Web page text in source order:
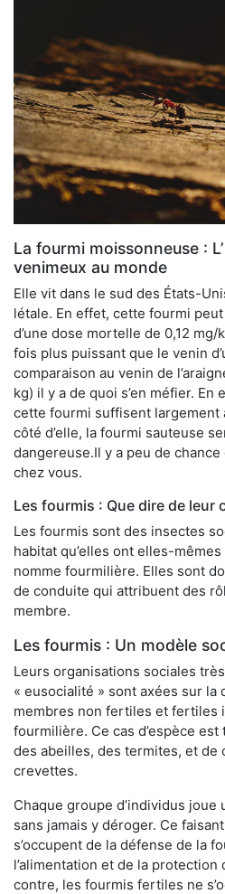
La fourmi moissonneuse :
venimeux au monde
Elle vit dans le sud des États-
létale. En effet, cette fourmi
d’une dose mortelle de 0,12
fois plus puissant que le venin
comparaison au venin de
kg) il y a de quoi s’en méfier.
cette fourmi suffisent largement
côté d’elle, la fourmi sauteuse
dangereuse.Il y a peu de
chez vous.
Les fourmis : Que dire de leur
Les fourmis sont des insectes
habitat qu’elles ont elles-
nomme fourmilière. Elles sont
de conduite qui attribuent des
membre.
Les fourmis : Un modèle
Leurs organisations sociales
« eusocialité » sont axées sur
membres non fertiles et fertiles
fourmilière. Ce cas d’espèce
des abeilles, des termites, et de
crevettes.
Chaque groupe d’individus
sans jamais y déroger. Ce
s’occupent de la défense de la
l’alimentation et de la
contre, les fourmis fertiles ne